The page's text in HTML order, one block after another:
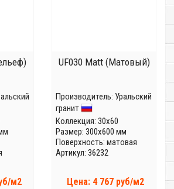
м2
UF030 Matt (Матовый)
Производитель: Уральский
гранит
Коллекция: 30x60
Размер: 300x600 мм
Поверхность: матовая
Артикул: 36232
Цена: 4 767 руб/м2